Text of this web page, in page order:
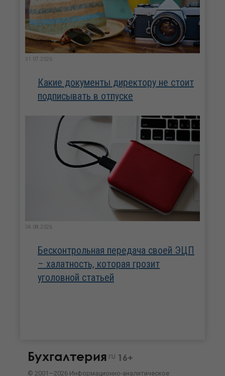
31.07.2026
Какие документы директору не стоит
подписывать в отпуске
04.08.2026
Бесконтрольная передача своей ЭЦП
– халатность, которая грозит
уголовной статьей
Бухгалтерия ru 16+
© 2001—2026 Информационно-аналитическое